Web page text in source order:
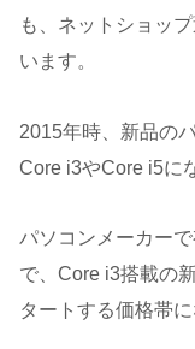
も、ネットショッ
います。
2015年時、新品の
Core i3やCore i5に
パソコンメーカー
で、Core i3搭載の
タートする価格帯に